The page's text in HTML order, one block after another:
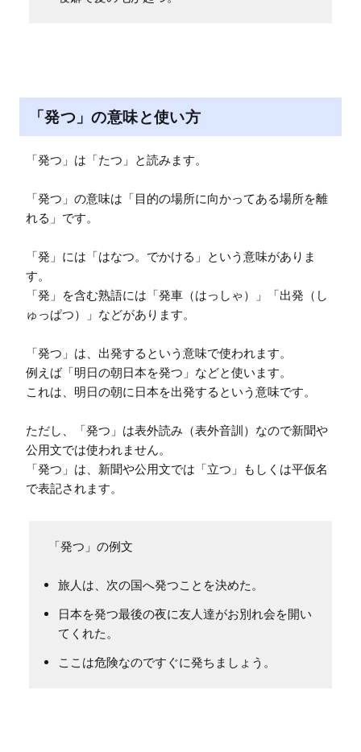
「発つ」の意味と使い方
「発つ」は「たつ」と読みます。
「発つ」の意味は「目的の場所に向かってある場所を離
れる」です。
「発」には「はなつ。でかける」という意味がありま
す。
「発」を含む熟語には「発車（はっしゃ）」「出発（し
ゅっぱつ）」などがあります。
「発つ」は、出発するという意味で使われます。
例えば「明日の朝日本を発つ」などと使います。
これは、明日の朝に日本を出発するという意味です。
ただし、「発つ」は表外読み（表外音訓）なので新聞や
公用文では使われません。
「発つ」は、新聞や公用文では「立つ」もしくは平仮名
で表記されます。
「発つ」の例文
旅人は、次の国へ発つことを決めた。
日本を発つ最後の夜に友人達がお別れ会を開い
てくれた。
ここは危険なのですぐに発ちましょう。